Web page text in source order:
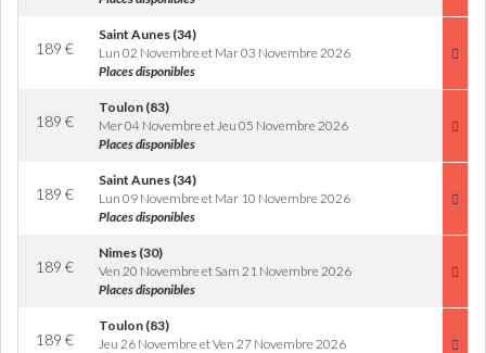
189 €
Saint Aunes (34)
Lun 02 Novembre et Mar 03 Novembre 2026
Places disponibles
189 €
Toulon (83)
Mer 04 Novembre et Jeu 05 Novembre 2026
Places disponibles
189 €
Saint Aunes (34)
Lun 09 Novembre et Mar 10 Novembre 2026
Places disponibles
189 €
Nimes (30)
Ven 20 Novembre et Sam 21 Novembre 2026
Places disponibles
189 €
Toulon (83)
Jeu 26 Novembre et Ven 27 Novembre 2026